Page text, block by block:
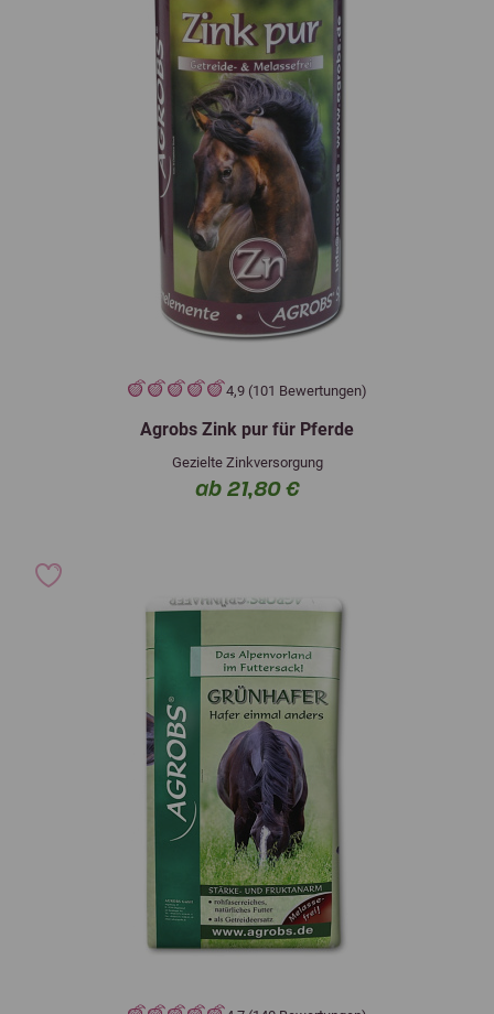
4,9 (101 Bewertungen)
Agrobs Zink pur für Pferde
Gezielte Zinkversorgung
ab 21,80 €